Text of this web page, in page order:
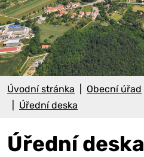
Úvodní stránka Obecní úřad
Úřední deska
Úřední deska